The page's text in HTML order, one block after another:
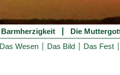
Barmherzigkeit Die
Das Wesen
Das Bild Das Fest